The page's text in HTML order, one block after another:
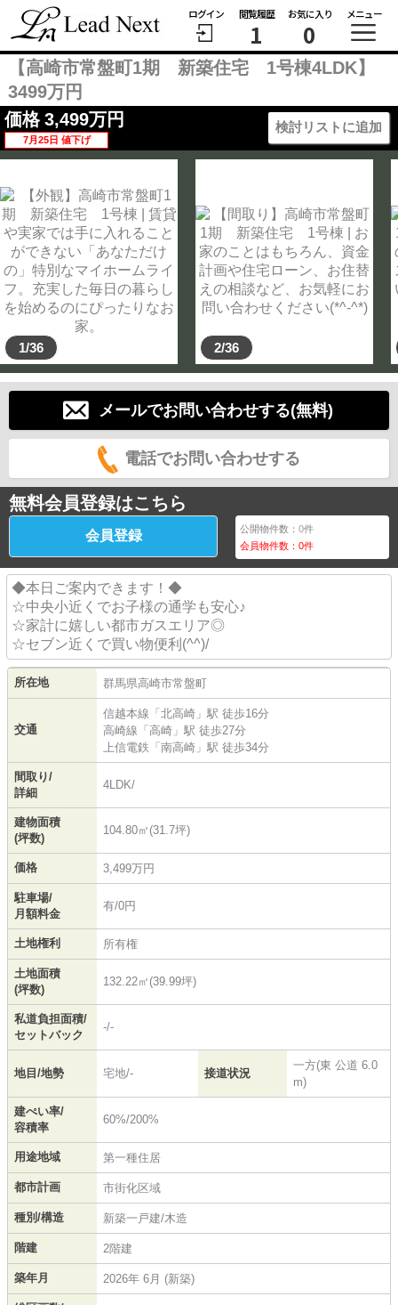
ログイン 閲覧履歴
1
お気に入り
0
メニュー
【高崎市常盤町1期 新築住宅 1号棟4LDK】
3499万円
価格 3,499万円
7月25日 値下げ
検討リストに追加
1/36 2/36
メールでお問い合わせする(無料)
電話でお問い合わせする
無料会員登録はこちら
会員登録 公開物件数：0件
会員物件数：0件
◆本日ご案内できます！◆
☆中央小近くでお子様の通学も安心♪
☆家計に嬉しい都市ガスエリア◎
☆セブン近くで買い物便利(^^)/
所在地 群馬県高崎市常盤町
交通
信越本線 「 北高崎 」駅 徒歩16分
高崎線 「 高崎 」駅 徒歩27分
上信電鉄 「 南高崎 」駅 徒歩34分
間取り/
詳細
4LDK/
建物面積
(坪数)
104.80㎡(31.7坪)
価格 3,499万円
駐車場/
月額料金
有/0円
土地権利 所有権
土地面積
(坪数)
132.22㎡(39.99坪)
私道負担面積/
セットバック
-/-
地目/地勢 宅地/- 接道状況
一方(東 公道 6.0
m)
建ぺい率/
容積率
60%/200%
用途地域 第一種住居
都市計画 市街化区域
種別/構造 新築一戸建/木造
階建 2階建
築年月 2026年 6月 (新築)